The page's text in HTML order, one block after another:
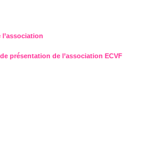
présentation de l’association ECVF